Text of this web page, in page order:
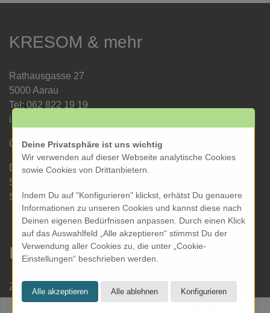
KRESOM & mehr
Rathausgasse 27
5000 Aarau
Tel: 062 822 19 19
info@kresom.ch
Öffnungszeiten Laden:
Dienstag bis Freitag: 09.30 bis 18.00 Uhr
Samstag: 09.30 bis 17.00 Uhr
Sonntag & Montag geschlossen
Informationen
Zahlung und Versand
Datenschutz
Deine Privatsphäre ist uns wichtig
Wir verwenden auf dieser Webseite analytische Cookies
sowie Cookies von Drittanbietern.
Indem Du auf "Konfigurieren" klickst, erhätst Du genauere
Informationen zu unseren Cookies und kannst diese nach
Deinen eigenen Bedürfnissen anpassen. Durch einen Klick
auf das Auswahlfeld „Alle akzeptieren“ stimmst Du der
Verwendung aller Cookies zu, die unter „Cookie-
Einstellungen“ beschrieben werden.